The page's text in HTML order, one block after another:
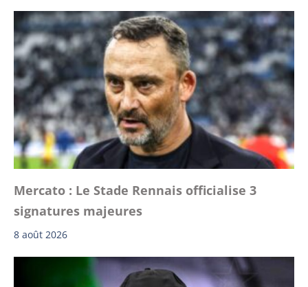
Mercato : Le Stade Rennais officialise 3
signatures majeures
8 août 2026